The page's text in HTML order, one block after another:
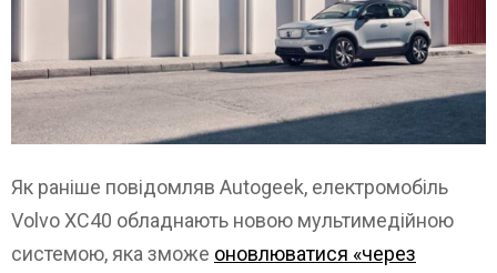
Як раніше повідомляв Autogeek, електромобіль
Volvo XC40 обладнають новою мультимедійною
системою, яка зможе оновлюватися «через